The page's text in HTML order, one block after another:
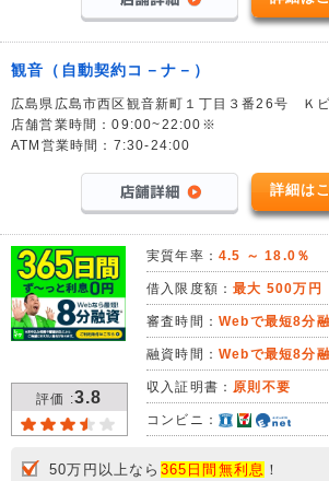
観音（自動契約コ－ナ－）
広島県広島市西区観音新町１丁目３番26号 Ｋ
店舗営業時間：09:00~22:00※
ATM営業時間：7:30-24:00
詳細は
評価 :3.8
実質年率： 4.5 ～ 18.0％
借入限度額：最大 500万円
審査時間： Webで最短8分
融資時間： Webで最短8分
収入証明書： 原則不要
コンビニ：
50万円以上なら 365日間無利息 ！